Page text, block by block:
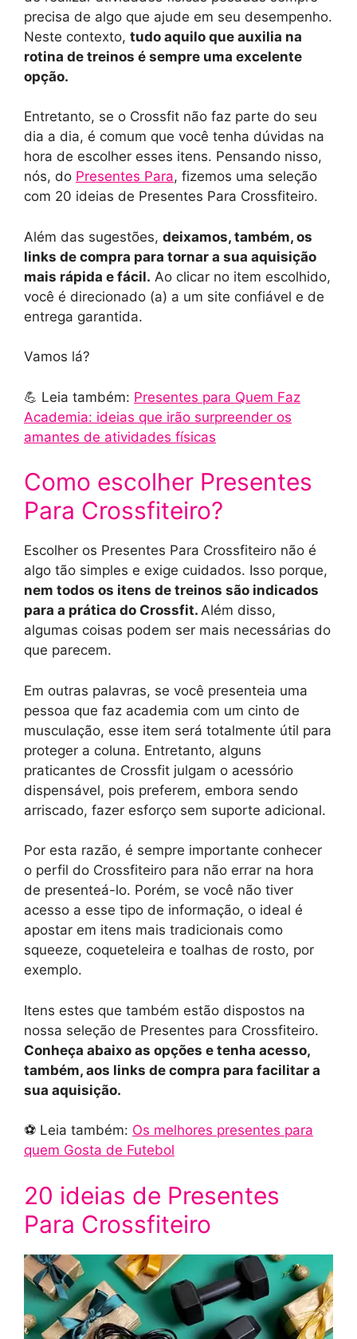
precisa de algo que ajude em seu desempenho.
Neste contexto, tudo aquilo que auxilia na
rotina de treinos é sempre uma excelente
opção.
Entretanto, se o Crossfit não faz parte do seu
dia a dia, é comum que você tenha dúvidas na
hora de escolher esses itens. Pensando nisso,
nós, do Presentes Para, fizemos uma seleção
com 20 ideias de Presentes Para Crossfiteiro.
Além das sugestões, deixamos, também, os
links de compra para tornar a sua aquisição
mais rápida e fácil. Ao clicar no item escolhido,
você é direcionado (a) a um site confiável e de
entrega garantida.
Vamos lá?
💪 Leia também: Presentes para Quem Faz
Academia: ideias que irão surpreender os
amantes de atividades físicas
Como escolher Presentes
Para Crossfiteiro?
Escolher os Presentes Para Crossfiteiro não é
algo tão simples e exige cuidados. Isso porque,
nem todos os itens de treinos são indicados
para a prática do Crossfit. Além disso,
algumas coisas podem ser mais necessárias do
que parecem.
Em outras palavras, se você presenteia uma
pessoa que faz academia com um cinto de
musculação, esse item será totalmente útil para
proteger a coluna. Entretanto, alguns
praticantes de Crossfit julgam o acessório
dispensável, pois preferem, embora sendo
arriscado, fazer esforço sem suporte adicional.
Por esta razão, é sempre importante conhecer
o perfil do Crossfiteiro para não errar na hora
de presenteá-lo. Porém, se você não tiver
acesso a esse tipo de informação, o ideal é
apostar em itens mais tradicionais como
squeeze, coqueteleira e toalhas de rosto, por
exemplo.
Itens estes que também estão dispostos na
nossa seleção de Presentes para Crossfiteiro.
Conheça abaixo as opções e tenha acesso,
também, aos links de compra para facilitar a
sua aquisição.
⚽️ Leia também: Os melhores presentes para
quem Gosta de Futebol
20 ideias de Presentes
Para Crossfiteiro